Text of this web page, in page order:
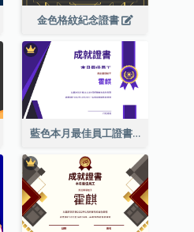
金色格紋紀念證書
藍色本月最佳員工證書(附標誌)